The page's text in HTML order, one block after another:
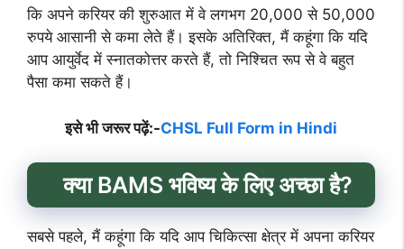
कि अपने करियर की शुरुआत में वे लगभग 20,000 से 50,000
रुपये आसानी से कमा लेते हैं। इसके अतिरिक्त, मैं कहूंगा कि यदि
आप आयुर्वेद में स्नातकोत्तर करते हैं, तो निश्चित रूप से वे बहुत
पैसा कमा सकते हैं।
इसे भी जरूर पढ़ें:-CHSL Full Form in Hindi
क्या BAMS भविष्य के लिए अच्छा है?
सबसे पहले, मैं कहूंगा कि यदि आप चिकित्सा क्षेत्र में अपना करियर